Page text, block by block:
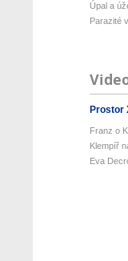
Úpal a
Parazité
Prostor
Franz o
Klempíř
Eva